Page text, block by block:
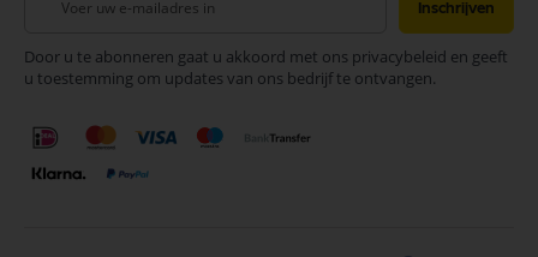
onze
nieuwsbrief
Inschrijven
Door u te abonneren gaat u akkoord met ons privacybeleid en geeft
u toestemming om updates van ons bedrijf te ontvangen.